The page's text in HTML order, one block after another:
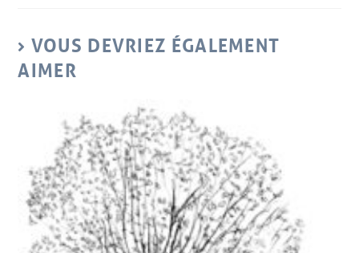
VOUS DEVRIEZ ÉGALEMENT
AIMER